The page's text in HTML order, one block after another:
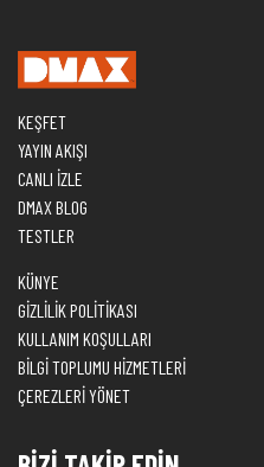
KEŞFET
YAYIN AKIŞI
CANLI İZLE
DMAX BLOG
TESTLER
KÜNYE
GİZLİLİK POLİTİKASI
KULLANIM KOŞULLARI
BİLGİ TOPLUMU HİZMETLERİ
ÇEREZLERİ YÖNET